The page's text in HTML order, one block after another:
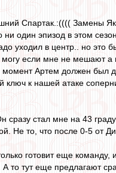
Спартак.:(((( Замены
один эпизод в этом
уходил в центр.. но это
если мне не мешают
Артем должен был
к нашей атаке
стал мне на 43
Не то, что после 0-5 от
готовит еще
то тут еще предлагают